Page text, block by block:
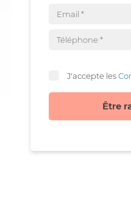
J'accepte les
Être